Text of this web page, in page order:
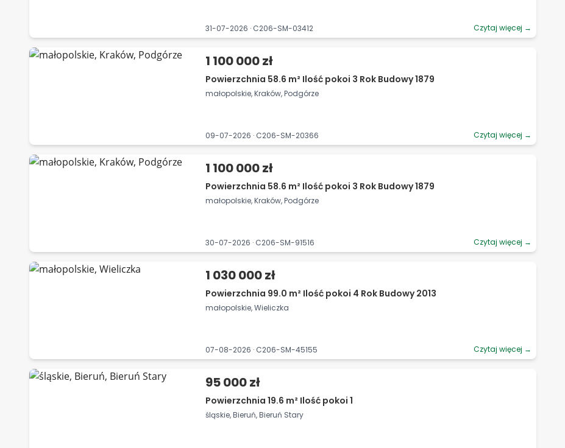
31-07-2026 · C206-SM-03412 Czytaj więcej →
1 100 000 zł
Powierzchnia 58.6 m² Ilość pokoi 3 Rok Budowy 1879
małopolskie, Kraków, Podgórze
09-07-2026 · C206-SM-20366 Czytaj więcej →
1 100 000 zł
Powierzchnia 58.6 m² Ilość pokoi 3 Rok Budowy 1879
małopolskie, Kraków, Podgórze
30-07-2026 · C206-SM-91516 Czytaj więcej →
1 030 000 zł
Powierzchnia 99.0 m² Ilość pokoi 4 Rok Budowy 2013
małopolskie, Wieliczka
07-08-2026 · C206-SM-45155 Czytaj więcej →
95 000 zł
Powierzchnia 19.6 m² Ilość pokoi 1
śląskie, Bieruń, Bieruń Stary